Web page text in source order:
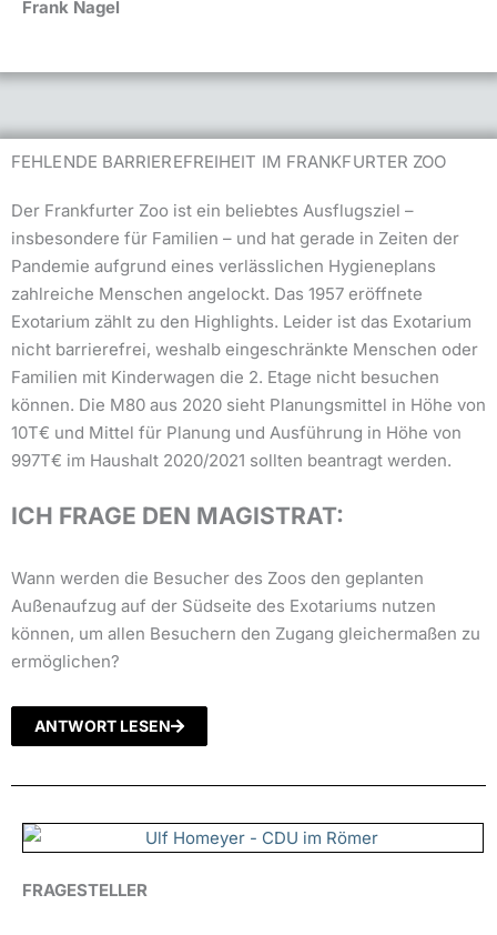
Frank Nagel
FEHLENDE BARRIEREFREIHEIT IM FRANKFURTER ZOO
Der Frankfurter Zoo ist ein beliebtes Ausflugsziel –
insbesondere für Familien – und hat gerade in Zeiten der
Pandemie aufgrund eines verlässlichen Hygieneplans
zahlreiche Menschen angelockt. Das 1957 eröffnete
Exotarium zählt zu den Highlights. Leider ist das Exotarium
nicht barrierefrei, weshalb eingeschränkte Menschen oder
Familien mit Kinderwagen die 2. Etage nicht besuchen
können. Die M80 aus 2020 sieht Planungsmittel in Höhe von
10T€ und Mittel für Planung und Ausführung in Höhe von
997T€ im Haushalt 2020/2021 sollten beantragt werden.
ICH FRAGE DEN MAGISTRAT:
Wann werden die Besucher des Zoos den geplanten
Außenaufzug auf der Südseite des Exotariums nutzen
können, um allen Besuchern den Zugang gleichermaßen zu
ermöglichen?
ANTWORT LESEN
FRAGESTELLER